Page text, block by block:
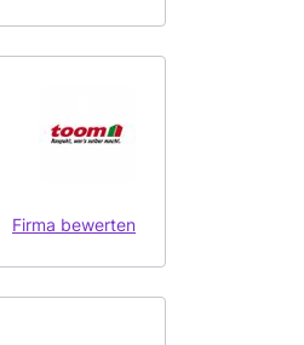
Firma bewerten